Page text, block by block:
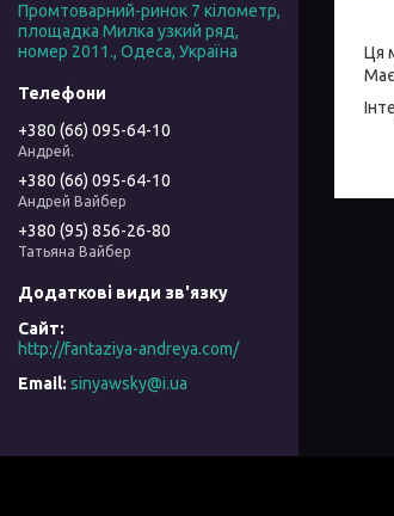
Ця
Промтоварний-ринок 7 кілометр,
площадка Милка узкий ряд,
номер 2011., Одеса, Україна
+380 (66) 095-64-10
Андрей.
+380 (66) 095-64-10
Андрей Вайбер
+380 (95) 856-26-80
Татьяна Вайбер
http://fantaziya-andreya.com/
sinyawsky@i.ua